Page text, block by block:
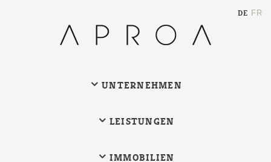
DE FR
UNTERNEHMEN
LEISTUNGEN
IMMOBILIEN